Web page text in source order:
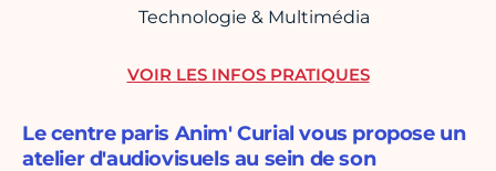
Technologie & Multimédia
Le centre paris Anim' Curial vous propose un
atelier d'audiovisuels au sein de son
VOIR LES INFOS PRATIQUES